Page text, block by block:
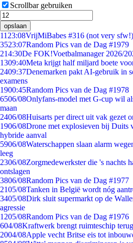
Scrollbar gebruiken
opslaan
11 23:08VrijMiBabes #316 (not very sfw!)
3523:07Random Pics van de Dag #1979
214:30De FOK!Voetbalmanager 2026/
1309:40Meta krijgt half miljard boete
2409:37Denemarken pakt AI-gebruik in
examens
1900:45Random Pics van de Dag #1978
6506/08Onlyfans-model met G-cup wil
maan
2406/08Huisarts per direct uit vak gezet
1906/08Drone met explosieven bij Duits
hybride aanval
5906/08Waterschappen slaan alarm
leeg
2306/08Zorgmedewerkster die 's nachts
ontslagen
3806/08Random Pics van de Dag #1977
2105/08Tanken in België wordt nóg
3405/08Dirk sluit supermarkt op de
agressie
1205/08Random Pics van de Dag #1976
604/08Kraftwerk brengt ruimteschip
2004/08Apple vecht Britse eis tot